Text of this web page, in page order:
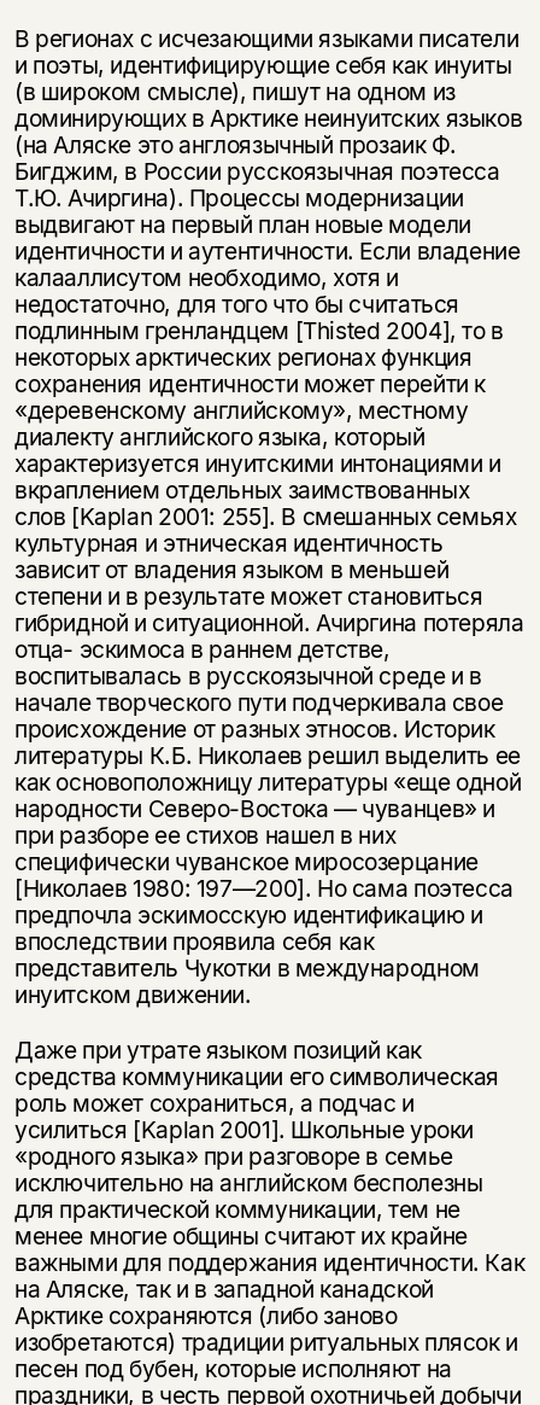
В регионах с исчезающими языками писатели
и поэты, идентифицирующие себя как инуиты
(в широком смысле), пишут на одном из
доминирующих в Арктике неинуитских языков
(на Аляске это англоязычный прозаик Ф.
Бигджим, в России русскоязычная поэтесса
Т.Ю. Ачиргина). Процессы модернизации
выдвигают на первый план новые модели
идентичности и аутентичности. Если владение
калааллисутом необходимо, хотя и
недостаточно, для того что бы считаться
подлинным гренландцем [Thisted 2004], то в
некоторых арктических регионах функция
сохранения идентичности может перейти к
«деревенскому английскому», местному
диалекту английского языка, который
характеризуется инуитскими интонациями и
вкраплением отдельных заимствованных
слов [Kaplan 2001: 255]. В смешанных семьях
культурная и этническая идентичность
зависит от владения языком в меньшей
степени и в результате может становиться
гибридной и ситуационной. Ачиргина потеряла
отца- эскимоса в раннем детстве,
воспитывалась в русскоязычной среде и в
начале творческого пути подчеркивала свое
происхождение от разных этносов. Историк
литературы К.Б. Николаев решил выделить ее
как основоположницу литературы «еще одной
народности Северо-Востока — чуванцев» и
при разборе ее стихов нашел в них
специфически чуванское миросозерцание
[Николаев 1980: 197—200]. Но сама поэтесса
предпочла эскимосскую идентификацию и
впоследствии проявила себя как
представитель Чукотки в международном
инуитском движении.
Даже при утрате языком позиций как
средства коммуникации его символическая
роль может сохраниться, а подчас и
усилиться [Kaplan 2001]. Школьные уроки
«родного языка» при разговоре в семье
исключительно на английском бесполезны
для практической коммуникации, тем не
менее многие общины считают их крайне
важными для поддержания идентичности. Как
на Аляске, так и в западной канадской
Арктике сохраняются (либо заново
изобретаются) традиции ритуальных плясок и
песен под бубен, которые исполняют на
праздники, в честь первой охотничьей добычи
Подписка на рассылку
Раз в неделю мы отправляем рассылку
о книгах и событиях «НЛО».
За подписку дарим промокод на
скидку 15%
Я соглашаюсь сПолитикой конфиденциальности
Этой книги временно
нет в продаже.
Вы можете подписаться на
уведомления, и при поступлении книги
на склад получить письмо на указанный
электронный адрес.
Я соглашаюсь сПолитикой конфиденциальности
Эта книга
не предназначена для
несовершеннолетних
Скажите, пожалуйста,
вам уже исполнилось 18 лет?
нет, вернуться назад